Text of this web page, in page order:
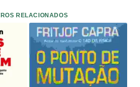
já garantiu seu lugar entre os clássicos do
de ciência “light”. Perfeito para quem
“Cosmos” (Netflix), do filme “Interestelar”, e
livro da Casa da Palavra. Sobre o autor:
em física teórica pela Universidade de
com Stephen Hawking e sua filha, em seu
jovem: George’s Secret Key to the
anos, deu palestras e escreveu para um
o nosso universo que já foi assistido por mais
todas as idades e níveis escolares.
RELACIONADOS